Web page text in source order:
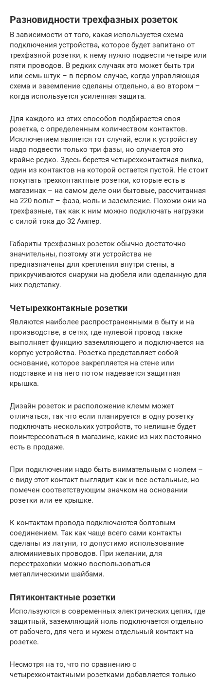
Разновидности трехфазных розеток
В зависимости от того, какая используется схема
подключения устройства, которое будет запитано от
трехфазной розетки, к нему нужно подвести четыре или
пяти проводов. В редких случаях это может быть три
или семь штук – в первом случае, когда управляющая
схема и заземление сделаны отдельно, а во втором –
когда используется усиленная защита.
Для каждого из этих способов подбирается своя
розетка, с определенным количеством контактов.
Исключением является тот случай, если к устройству
надо подвести только три фазы, но случается это
крайне редко. Здесь берется четырехконтактная вилка,
один из контактов на которой остается пустой. Не стоит
покупать трехконтактные розетки, которые есть в
магазинах – на самом деле они бытовые, рассчитанная
на 220 вольт – фаза, ноль и заземление. Похожи они на
трехфазные, так как к ним можно подключать нагрузки
с силой тока до 32 Ампер.
Габариты трехфазных розеток обычно достаточно
значительны, поэтому эти устройства не
предназначены для крепления внутри стены, а
прикручиваются снаружи на дюбеля или сделанную для
них подставку.
Четырехконтакные розетки
Являются наиболее распространенными в быту и на
производстве, в сетях, где нулевой провод также
выполняет функцию заземляющего и подключается на
корпус устройства. Розетка представляет собой
основание, которое закрепляется на стене или
подставке и на него потом надевается защитная
крышка.
Дизайн розеток и расположение клемм может
отличаться, так что если планируется в одну розетку
подключать нескольких устройств, то нелишне будет
поинтересоваться в магазине, какие из них постоянно
есть в продаже.
При подключении надо быть внимательным с нолем –
с виду этот контакт выглядит как и все остальные, но
помечен соответствующим значком на основании
розетки или ее крышке.
К контактам провода подключаются болтовым
соединением. Так как чаще всего сами контакты
сделаны из латуни, то допустимо использование
алюминиевых проводов. При желании, для
перестраховки можно воспользоваться
металлическими шайбами.
Пятиконтактные розетки
Используются в современных электрических цепях, где
защитный, заземляющий ноль подключается отдельно
от рабочего, для чего и нужен отдельный контакт на
розетке.
Несмотря на то, что по сравнению с
четырехконтактными розетками добавляется только